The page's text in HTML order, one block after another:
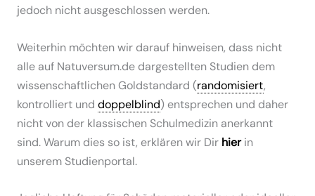
jedoch nicht ausgeschlossen werden.
Weiterhin möchten wir darauf hinweisen, dass nicht
alle auf Natuversum.de dargestellten Studien dem
wissenschaftlichen Goldstandard (randomisiert,
kontrolliert und doppelblind) entsprechen und daher
nicht von der klassischen Schulmedizin anerkannt
sind. Warum dies so ist, erklären wir Dir hierin
unserem Studienportal.